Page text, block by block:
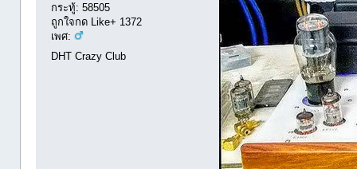
กระทู้: 58505
ถูกใจกด Like+ 1372
เพศ:
DHT Crazy Club